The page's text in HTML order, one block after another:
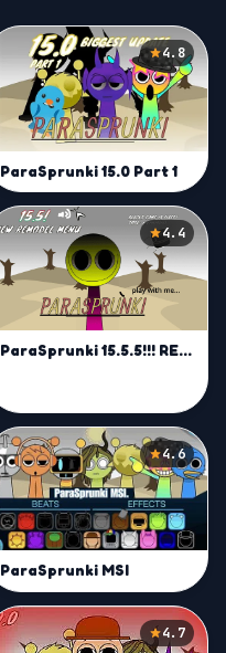
4.8
ParaSprunki 15.0 Part 1
4.4
ParaSprunki 15.5.5!!! RECRE..- Play On Sprunkin!
4.6
ParaSprunki MSI
4.7